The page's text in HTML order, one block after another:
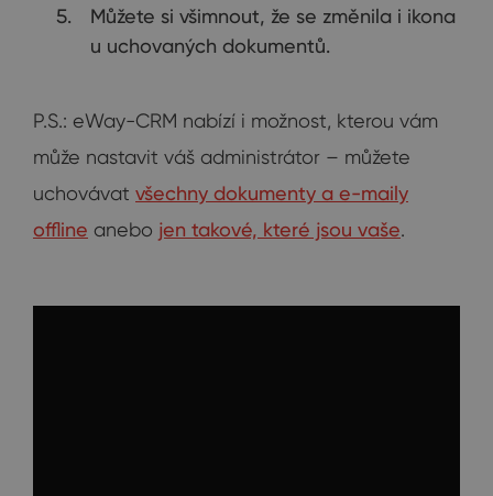
Můžete si všimnout, že se změnila i ikona
u uchovaných dokumentů.
P.S.: eWay-CRM nabízí i možnost, kterou vám
může nastavit váš administrátor – můžete
uchovávat všechny dokumenty a e-maily
offline anebo jen takové, které jsou vaše.